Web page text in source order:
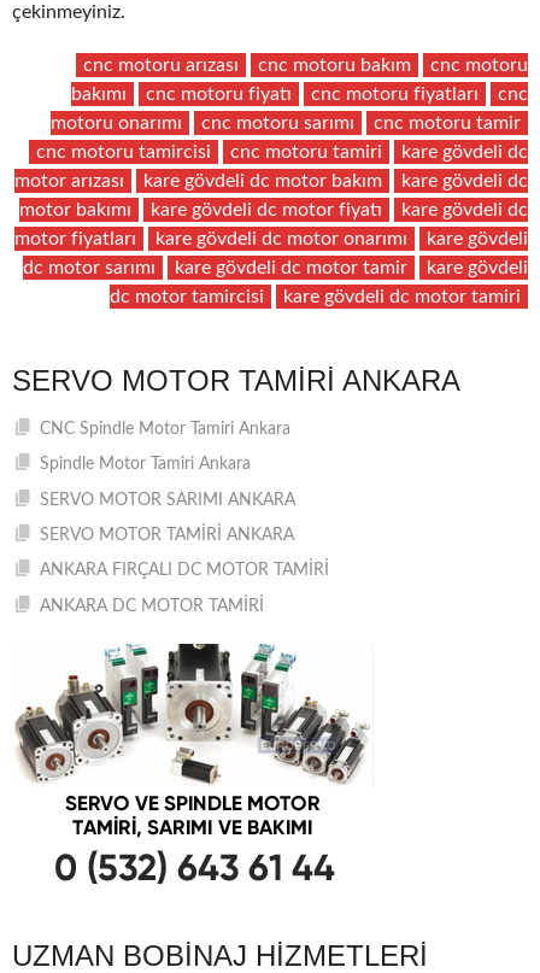
çekinmeyiniz.
cnc motoru arızası cnc motoru bakım
cnc motoru
bakımı
cnc motoru fiyatı cnc motoru fiyatları
cnc
motoru onarımı
cnc motoru sarımı
cnc motoru tamir
cnc motoru tamircisi
cnc motoru tamiri
kare gövdeli dc
motor arızası
kare gövdeli dc motor bakım
kare gövdeli dc
motor bakımı
kare gövdeli dc motor fiyatı
kare gövdeli dc
motor fiyatları
kare gövdeli dc motor onarımı
kare gövdeli
dc motor sarımı
kare gövdeli dc motor tamir
kare gövdeli
dc motor tamircisi
kare gövdeli dc motor tamiri
SERVO MOTOR TAMIRI ANKARA
CNC Spindle Motor Tamiri Ankara
Spindle Motor Tamiri Ankara
SERVO MOTOR SARIMI ANKARA
SERVO MOTOR TAMİRİ ANKARA
ANKARA FIRÇALI DC MOTOR TAMİRİ
ANKARA DC MOTOR TAMİRİ
UZMAN BOBINAJ HIZMETLERI